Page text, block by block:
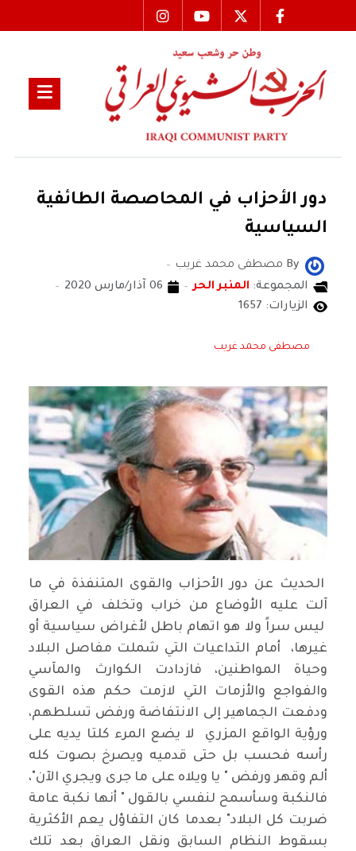
دور الأحزاب في المحاصصة الطائفية
السياسية
By مصطفى محمد غريب
المجموعة: المنبر الحر
06 آذار/مارس 2020
الزيارات: 1657
مصطفى محمد غريب
الحديث عن دور الأحزاب والقوى المتنفذة في ما
آلت عليه الأوضاع من خراب وتخلف في العراق
ليس سراً ولا هو اتهام باطل لأغراض سياسية أو
غيرها، أمام التداعيات التي شملت مفاصل البلاد
وحياة المواطنين، فازدادت الكوارث والمآسي
والفواجع والأزمات التي لازمت حكم هذه القوى
ودفعت الجماهير إلى الانتفاضة ورفض تسلطهم،
ورؤية الواقع المزري لا يضع المرء كلتا يديه على
رأسه فحسب بل حتى قدميه ويصرخ بصوت كله
ألم وقهر ورفض " يا ويلاه على ما جرى ويجري الآن"،
فالنكبة وسأسمح لنفسي بالقول " أنها نكبة عامة
ضربت كل البلاد" بعدما كان التفاؤل يعم الأكثرية
بسقوط النظام السابق ونقل العراق بعد تلك